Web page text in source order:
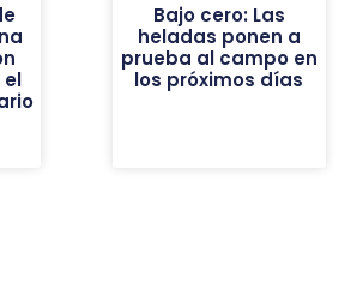
el
Bajo cero: Las
heladas ponen a
prueba al campo en
los próximos días